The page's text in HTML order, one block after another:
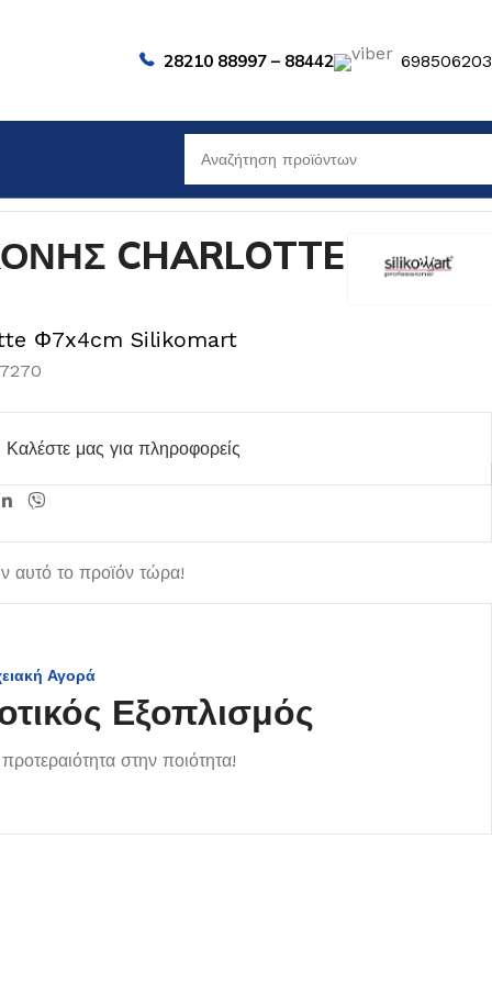
28210 88997 – 88442
CHARLOTTE
Φ7x4cm Silikomart
Καλέστε μας για πληροφορείς
αυτό το προϊόν τώρα!
Αγορά
Εξοπλισμός
στην ποιότητα!